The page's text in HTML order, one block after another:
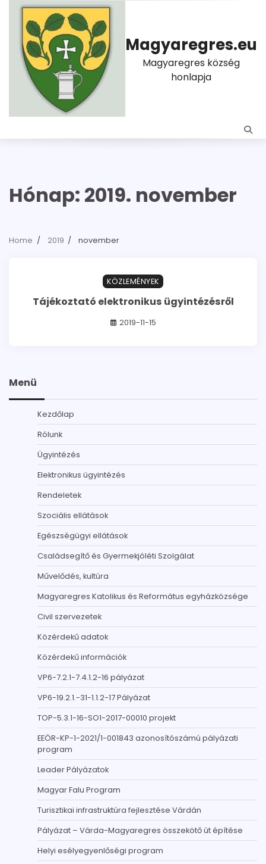
content
Magyaregres.eu
Magyaregres község
honlapja
Hónap: 2019. november
Home 2019 november
KÖZLEMÉNYEK
Tájékoztató elektronikus ügyintézésről
2019-11-15
Menü
Kezdőlap
Rólunk
Ügyintézés
Elektronikus ügyintézés
Rendeletek
Szociális ellátások
Egészségügyi ellátások
Családsegítő és Gyermekjóléti Szolgálat
Művelődés, kultúra
Magyaregres Katolikus és Református egyházközsége
Civil szervezetek
Közérdekű adatok
Közérdekű információk
VP6-7.2.1-7.4.1.2-16 pályázat
VP6-19.2.1.-31-1.1.2-17 Pályázat
TOP-5.3.1-16-SO1-2017-00010 projekt
EEÖR-KP-1-2021/1-001843 azonosítószámú pályázati
program
Leader Pályázatok
Magyar Falu Program
Turisztikai infrastruktúra fejlesztése Várdán
Pályázat – Várda-Magyaregres összekötő út építése
Helyi esélyegyenlőségi program